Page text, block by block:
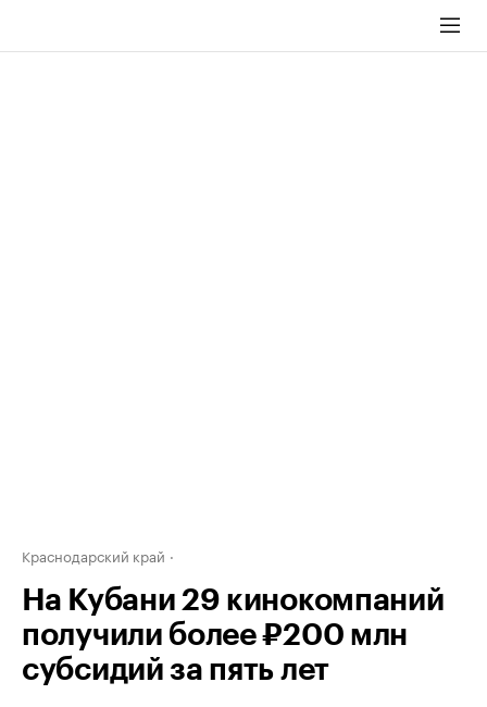
Краснодарский край
На Кубани 29 кинокомпаний
получили более ₽200 млн
субсидий за пять лет